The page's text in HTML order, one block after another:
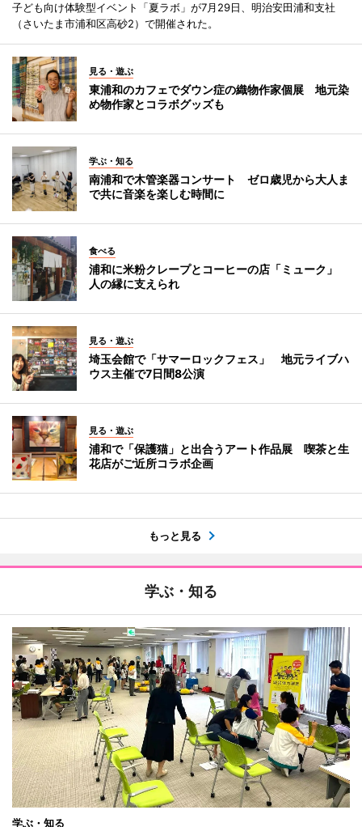
子ども向け体験型イベント「夏ラボ」が7月29日、明治安田浦和支社
（さいたま市浦和区高砂2）で開催された。
見る・遊ぶ
東浦和のカフェでダウン症の織物作家個展 地元染
め物作家とコラボグッズも
学ぶ・知る
南浦和で木管楽器コンサート ゼロ歳児から大人ま
で共に音楽を楽しむ時間に
食べる
浦和に米粉クレープとコーヒーの店「ミューク」
人の縁に支えられ
見る・遊ぶ
埼玉会館で「サマーロックフェス」 地元ライブハ
ウス主催で7日間8公演
見る・遊ぶ
浦和で「保護猫」と出合うアート作品展 喫茶と生
花店がご近所コラボ企画
もっと見る
学ぶ・知る
学ぶ・知る